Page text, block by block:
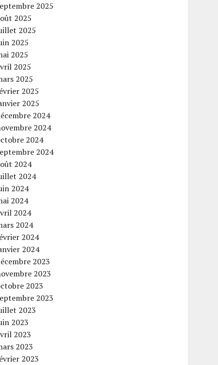
2025
2025
2025
2025
2025
2025
2025
2025
2025
2024
2024
2024
2024
2024
2024
2024
2024
2024
2024
2024
2024
2023
2023
2023
2023
2023
2023
2023
2023
2023